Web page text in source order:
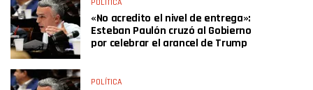
POLÍTICA
«No acredito el nivel de entrega»:
Esteban Paulón cruzó al Gobierno
por celebrar el arancel de Trump
POLÍTICA